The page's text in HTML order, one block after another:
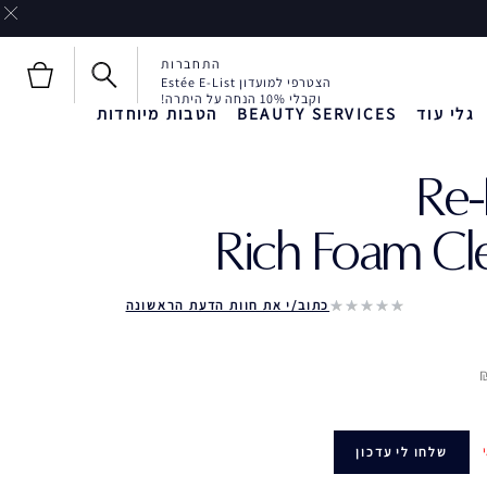
הצטרפי למועדון Estée E-List
וקבלי 10% הנחה על היתרה!
התחברות
גלי עוד BEAUTY SERVICES הטבות מיוחדות
Rich Foam
כתוב/י את חוות הדעת הראשונה
שלחו לי עדכון